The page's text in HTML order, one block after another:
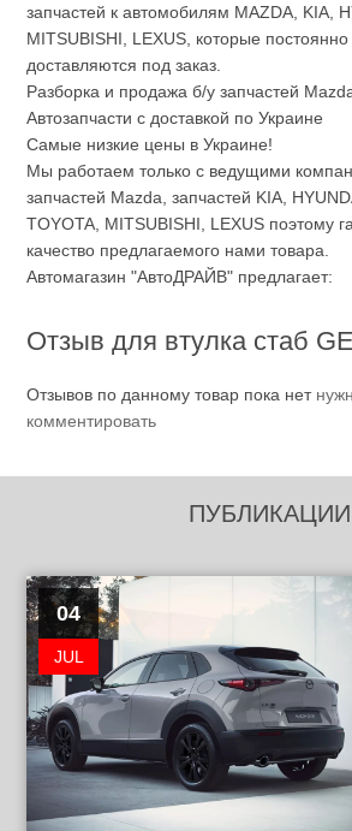
запчастей к автомобилям MAZDA, KIA,
MITSUBISHI, LEXUS, которые
доставляются под заказ.
Разборка и продажа б/у запчастей
Автозапчасти с доставкой по Украине
Самые низкие цены в Украине!
Мы работаем только с ведущими
запчастей Mazda, запчастей KIA,
TOYOTA, MITSUBISHI, LEXUS поэтому
качество предлагаемого нами товара.
Автомагазин "АвтоДРАЙВ" предлагает:
Отзыв для втулка стаб
Отзывов по данному товар пока нет
комментировать
ПУБЛИКАЦИИ
04
JUL